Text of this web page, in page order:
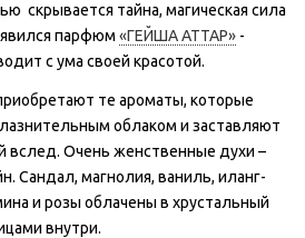
скрывается тайна, магическая сила
парфюм «ГЕЙША АТТАР» -
с ума своей красотой.
те ароматы, которые
облаком и заставляют
вслед. Очень женственные духи –
Сандал, магнолия, ваниль, иланг-
и розы облачены в хрустальный
внутри.